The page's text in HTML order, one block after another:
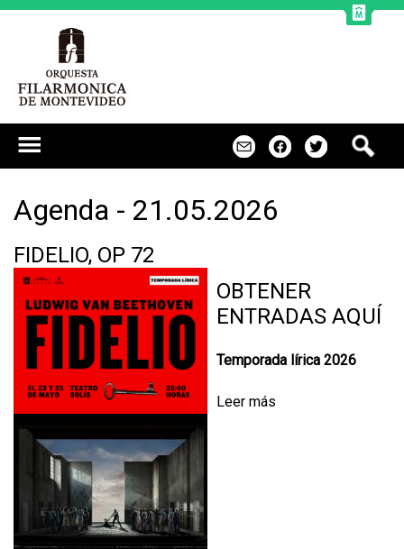
Agenda - 21.05.2026
FIDELIO, OP 72
OBTENER
ENTRADAS AQUÍ
Temporada lírica 2026
Leer más
s